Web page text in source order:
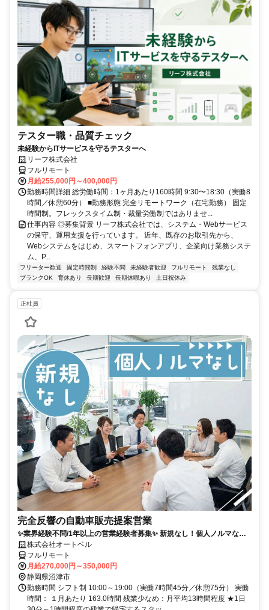
テスター職・品質チェック
未経験からITサービスを守るテスターへ
リーフ株式会社
フルリモート
月給255,000円～400,000円
勤務時間詳細 総労働時間：1ヶ月あたり160時間 9:30〜18:30（実働8
時間／休憩60分） ■勤務形態 完全リモートワーク（在宅勤務） 固定
時間制。フレックスタイム制・裁量労働制ではありませ...
仕事内容 ◎募集背景 リーフ株式会社では、システム・Webサービス
の保守、運用支援を行っています。 近年、既存のお取引先から、
Webシステムをはじめ、スマートフォンアプリ、企業向け業務システ
ム、P...
フリーター歓迎 固定時間制 経験不問 未経験者歓迎 フルリモート
残業なし
ブランクOK
育休あり 長期歓迎 長期休暇あり 土日祝休み
正社員
完全反響の自動車販売提案営業
✨業界経験不問/1年以上の営業経験者募集✨ 新規なし！個人ノルマな
し！残業も少なめでプライベートとの両立◎
株式会社オートベル
フルリモート
月給270,000円～350,000円
静岡県沼津市
勤務時間 シフト制 10:00～19:00（実働7時間45分／休憩75分） 実働
時間： １月あたり 163.0時間 残業少なめ：月平均13時間程度 ★1日